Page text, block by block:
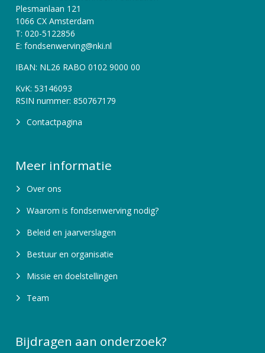
Plesmanlaan 121
1066 CX Amsterdam
T: 020-5122856
E: fondsenwerving@nki.nl
IBAN: NL26 RABO 0102 9000 00
KvK: 53146093
RSIN nummer: 850767179
Contactpagina
Meer informatie
Over ons
Waarom is fondsenwerving nodig?
Beleid en jaarverslagen
Bestuur en organisatie
Missie en doelstellingen
Team
Bijdragen aan onderzoek?